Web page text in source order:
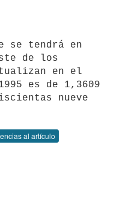
de los
en el
es de 1,3609
nueve
al artículo